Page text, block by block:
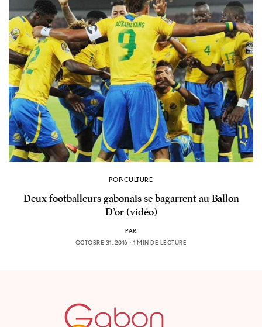
POP-CULTURE
Deux footballeurs gabonais se bagarrent au Ballon
D’or (vidéo)
PAR
OCTOBRE 31, 2016
1 MIN DE LECTURE